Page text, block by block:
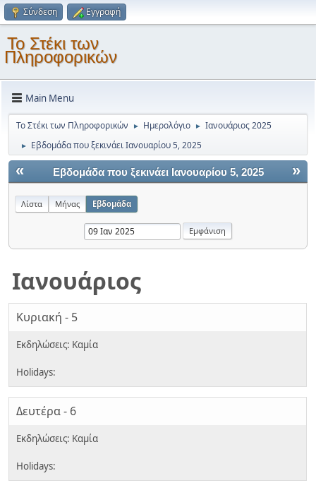
Σύνδεση Εγγραφή
Το Στέκι των
Πληροφορικών
Main Menu
Το Στέκι των Πληροφορικών ► Ημερολόγιο ► Ιανουάριος 2025
► Εβδομάδα που ξεκινάει Ιανουαρίου 5, 2025
« »
Εβδομάδα που ξεκινάει Ιανουαρίου 5, 2025
Λίστα Μήνας Εβδομάδα
Ιανουάριος
Κυριακή - 5
Δευτέρα - 6